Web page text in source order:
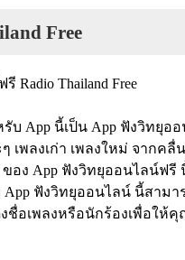
Free
รับ App นี้เป็น App ฟังวิทยุ
เพลงเก่า เพลงใหม่ จากค
ของ App ฟังวิทยุออนไลน์ฟ
App ฟังวิทยุออนไลน์ นี้สาม
ชื่อเพลงหรือนักร้องเพื่อให้